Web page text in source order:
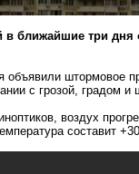
в ближайшие три
объявили штормовое
с грозой, градом
воздух
составит